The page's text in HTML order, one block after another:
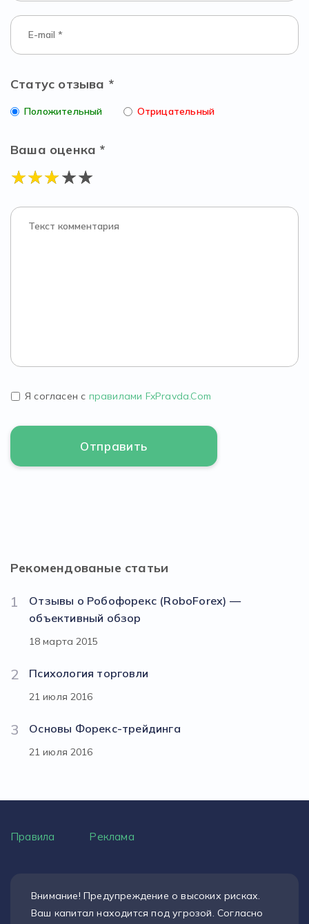
Статус отзыва *
Положительный Отрицательный
Ваша оценка *
Я согласен с правилами FxPravda.Com
Рекомендованые статьи
1
Отзывы о Робофорекс (RoboForex) —
объективный обзор
18 марта 2015
2 Психология торговли
21 июля 2016
3 Основы Форекс-трейдинга
21 июля 2016
Правила Реклама
Внимание! Предупреждение о высоких рисках.
Ваш капитал находится под угрозой. Согласно